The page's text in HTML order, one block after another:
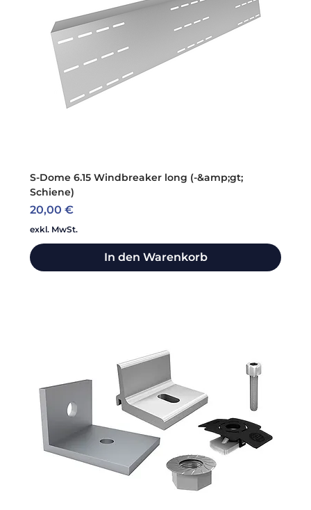
S-Dome 6.15 Windbreaker long (-&amp;gt;
Schiene)
Preis
20,00 €
exkl. MwSt.
In den Warenkorb